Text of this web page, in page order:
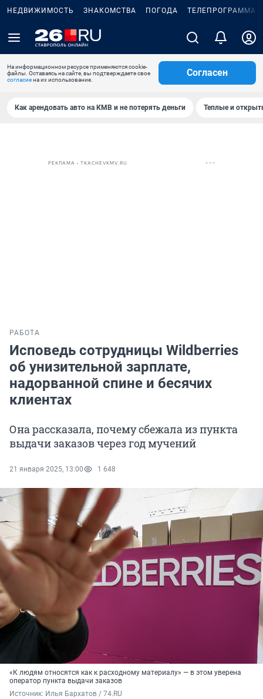
НЕДВИЖИМОСТЬ ЗНАКОМСТВА ПОГОДА ТЕЛЕПРОГРАММА
На информационном ресурсе применяются cookie-
файлы. Оставаясь на сайте, вы подтверждаете свое
согласиена их использование.
Согласен
Как арендовать авто на КМВ и не потерять деньги Теплые и
РЕКЛАМА • TKACHEVKMV.RU
РАБОТА
Исповедь сотрудницы Wildberries
об унизительной зарплате,
надорванной спине и бесячих
клиентах
Она рассказала, почему сбежала из пункта
выдачи заказов через год мучений
21 января 2025, 13:00 1 648
«К людям относятся как к расходному материалу» — в этом уверена
оператор пункта выдачи заказов
Источник: Илья Бархатов / 74.RU